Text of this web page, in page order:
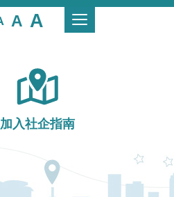
加入社企指南